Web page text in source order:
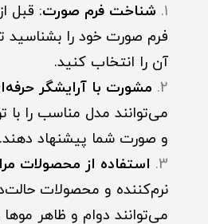
شناخت فرم صورت: قبل
فرم صورت خود را بشناسید
آن را انتخاب کنید.
مشورت با آرایشگر
می‌توانند مدل مناسب را با
و صورت شما پیشنهاد دهند.
استفاده از محصولات
نرم‌کننده و محصولات
می‌توانند دوام و ظاهر موها